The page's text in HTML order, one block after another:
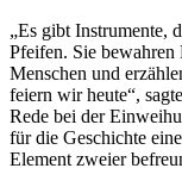
„Es gibt Instrumente,
Pfeifen. Sie bewahren
Menschen und
feiern wir heute“,
Rede bei der
für die Geschichte
Element zweier